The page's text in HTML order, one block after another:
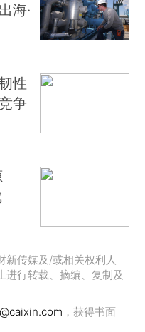
海·
性
争
新传媒及/或相关权利人
进行转载、摘编、复制及
，获得书面